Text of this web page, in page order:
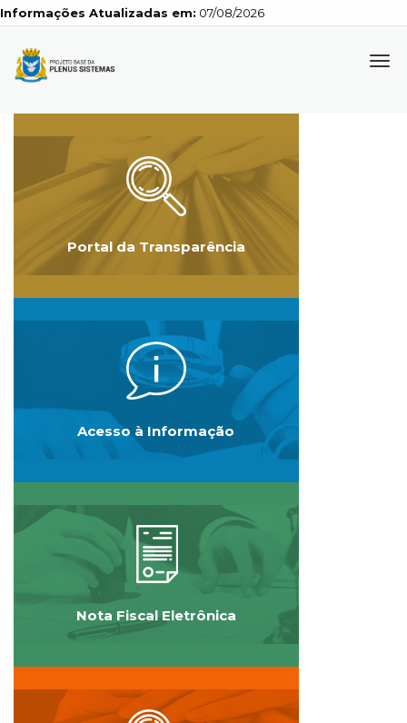
Atualizadas em: 07/08/2026
Portal da Transparência
Acesso à Informação
Nota Fiscal Eletrônica